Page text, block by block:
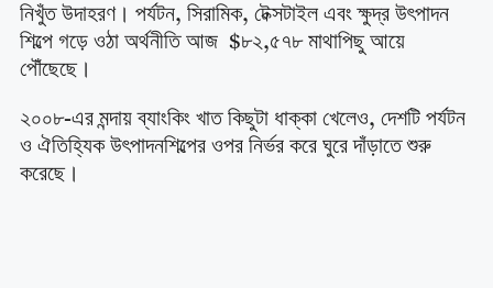
নিখুঁত উদাহরণ। পর্যটন, সিরামিক, টেক্সটাইল এবং ক্ষুদ্র উৎপাদন
শিল্পে গড়ে ওঠা অর্থনীতি আজ $৮২,৫৭৮ মাথাপিছু আয়ে
পৌঁছেছে।
২০০৮-এর মন্দায় ব্যাংকিং খাত কিছুটা ধাক্কা খেলেও, দেশটি পর্যটন
ও ঐতিহ্যিক উৎপাদনশিল্পের ওপর নির্ভর করে ঘুরে দাঁড়াতে শুরু
করেছে।